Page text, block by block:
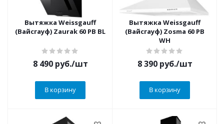
Вытяжка Weissgauff
(Вайсгауф) Zaurak 60 PB BL
8 490руб./шт
В корзину
Вытяжка Weissgauff
(Вайсгауф) Zosma 60 PB
WH
8 390руб./шт
В корзину